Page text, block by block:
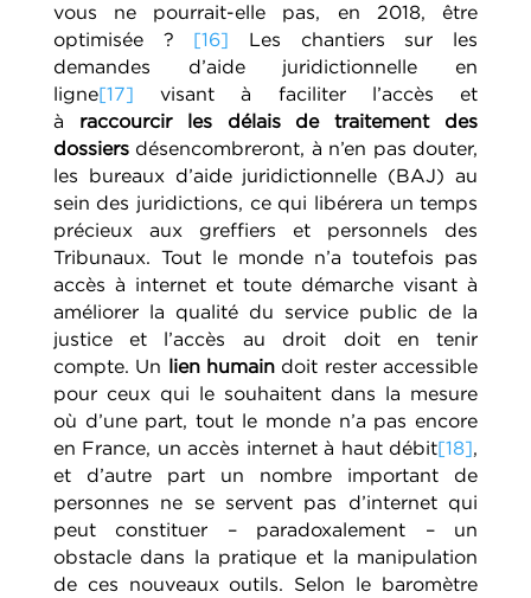
vous ne pourrait-elle pas, en 2018, être
optimisée ? [16] Les chantiers sur les
demandes d’aide juridictionnelle en
ligne[17] visant à faciliter l’accès et
à raccourcir les délais de traitement des
dossiersdésencombreront, à n’en pas douter,
les bureaux d’aide juridictionnelle (BAJ) au
sein des juridictions, ce qui libérera un temps
précieux aux greffiers et personnels des
Tribunaux. Tout le monde n’a toutefois pas
accès à internet et toute démarche visant à
améliorer la qualité du service public de la
justice et l’accès au droit doit en tenir
compte. Un
lien humain doit rester accessible
pour ceux qui le souhaitent dans la mesure
où d’une part, tout le monde n’a pas encore
en France, un accès internet à haut débit[18],
et d’autre part un nombre important de
personnes ne se servent pas d’internet qui
peut constituer – paradoxalement – un
obstacle dans la pratique et la manipulation
de ces nouveaux outils. Selon le baromètre